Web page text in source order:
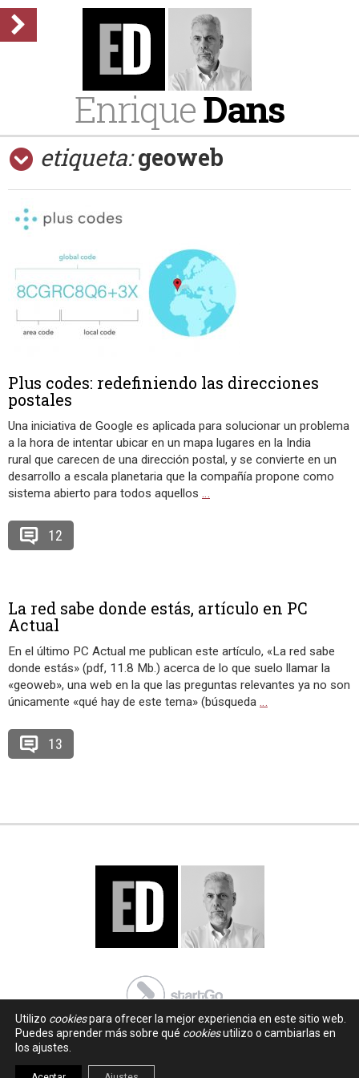
EnriqueDans
etiqueta: geoweb
Plus codes: redefiniendo las direcciones
postales
Una iniciativa de Google es aplicada para solucionar un problema
a la hora de intentar ubicar en un mapa lugares en la India
rural que carecen de una dirección postal, y se convierte en un
desarrollo a escala planetaria que la compañía propone como
sistema abierto para todos aquellos …
12
La red sabe donde estás, artículo en PC
Actual
En el último PC Actual me publican este artículo, «La red sabe
donde estás» (pdf, 11.8 Mb.) acerca de lo que suelo llamar la
«geoweb», una web en la que las preguntas relevantes ya no son
únicamente «qué hay de este tema» (búsqueda …
13
Utilizo cookiespara ofrecer la mejor experiencia en este sitio web.
Puedes aprender más sobre qué cookiesutilizo o cambiarlas en
los ajustes.